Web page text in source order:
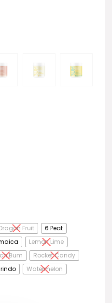
Fruit
6 Peat
Lemon Lime
Bum
Rocket Candy
Watermelon